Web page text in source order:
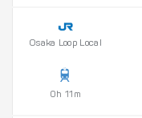
Osaka Loop Local
0h 11m